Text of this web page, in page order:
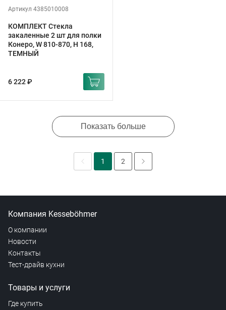
Артикул 4385010008
КОМПЛЕКТ Стекла
закаленные 2 шт для полки
Конеро, W 810-870, H 168,
ТЕМНЫЙ
6 222 ₽
Показать больше
1 2
Компания Kesseböhmer
О компании
Новости
Контакты
Тест-драйв кухни
Товары и услуги
Где купить